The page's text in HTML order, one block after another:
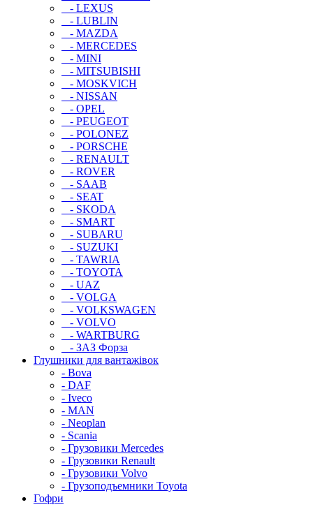
- LEXUS
- LUBLIN
- MAZDA
- MERCEDES
- MINI
- MITSUBISHI
- MOSKVICH
- NISSAN
- OPEL
- PEUGEOT
- POLONEZ
- PORSCHE
- RENAULT
- ROVER
- SAAB
- SEAT
- SKODA
- SMART
- SUBARU
- SUZUKI
- TAWRIA
- TOYOTA
- UAZ
- VOLGA
- VOLKSWAGEN
- VOLVO
- WARTBURG
- ЗАЗ Форза
Глушники для вантажівок
- Bova
- DAF
- Iveco
- MAN
- Neoplan
- Scania
- Грузовики Mercedes
- Грузовики Renault
- Грузовики Volvo
- Грузоподъемники Toyota
Гофри